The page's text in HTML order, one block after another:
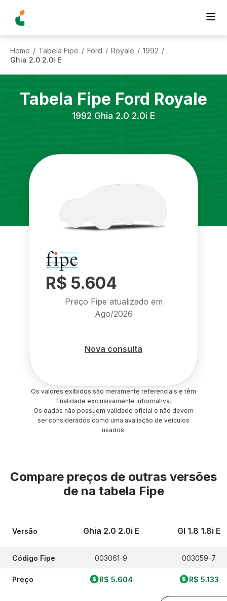
Home / Tabela Fipe / Ford / Royale / 1992 /
Ghia 2.0 2.0i E
Tabela Fipe Ford Royale
1992 Ghia 2.0 2.0i E
R$ 5.604
Preço Fipe atualizado em
Ago/2026
Nova consulta
Os valores exibidos são meramente referenciais e têm
finalidade exclusivamente informativa.
Os dados não possuem validade oficial e não devem
ser considerados como uma avaliação de veículos
usados.
Compare preços de outras versões
de na tabela Fipe
Versão
Código Fipe
Preço
Ghia 2.0 2.0i E
003061-9
R$ 5.604
Gl 1.8 1.8i E
003059-7
R$ 5.133